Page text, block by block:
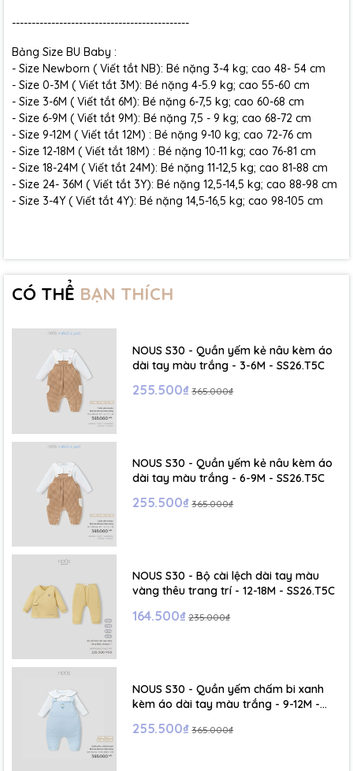
---------------------------------------------
Bảng Size BU Baby :
- Size Newborn ( Viết tắt NB): Bé nặng 3-4 kg; cao 48- 54 cm
- Size 0-3M ( Viết tắt 3M): Bé nặng 4-5.9 kg; cao 55-60 cm
- Size 3-6M ( Viết tắt 6M): Bé nặng 6-7,5 kg; cao 60-68 cm
- Size 6-9M ( Viết tắt 9M): Bé nặng 7,5 - 9 kg; cao 68-72 cm
- Size 9-12M ( Viết tắt 12M) : Bé nặng 9-10 kg; cao 72-76 cm
- Size 12-18M ( Viết tắt 18M) : Bé nặng 10-11 kg; cao 76-81 cm
- Size 18-24M ( Viết tắt 24M): Bé nặng 11-12,5 kg; cao 81-88 cm
- Size 24- 36M ( Viết tắt 3Y): Bé nặng 12,5-14,5 kg; cao 88-98 cm
- Size 3-4Y ( Viết tắt 4Y): Bé nặng 14,5-16,5 kg; cao 98-105 cm
CÓ THỂ BẠN THÍCH
NOUS S30 - Quần yếm kẻ nâu kèm áo
dài tay màu trắng - 3-6M - SS26.T5C
255.500₫ 365.000₫
NOUS S30 - Quần yếm kẻ nâu kèm áo
dài tay màu trắng - 6-9M - SS26.T5C
255.500₫ 365.000₫
NOUS S30 - Bộ cài lệch dài tay màu
vàng thêu trang trí - 12-18M - SS26.T5C
164.500₫ 235.000₫
NOUS S30 - Quần yếm chấm bi xanh
kèm áo dài tay màu trắng - 9-12M -
255.500₫ 365.000₫